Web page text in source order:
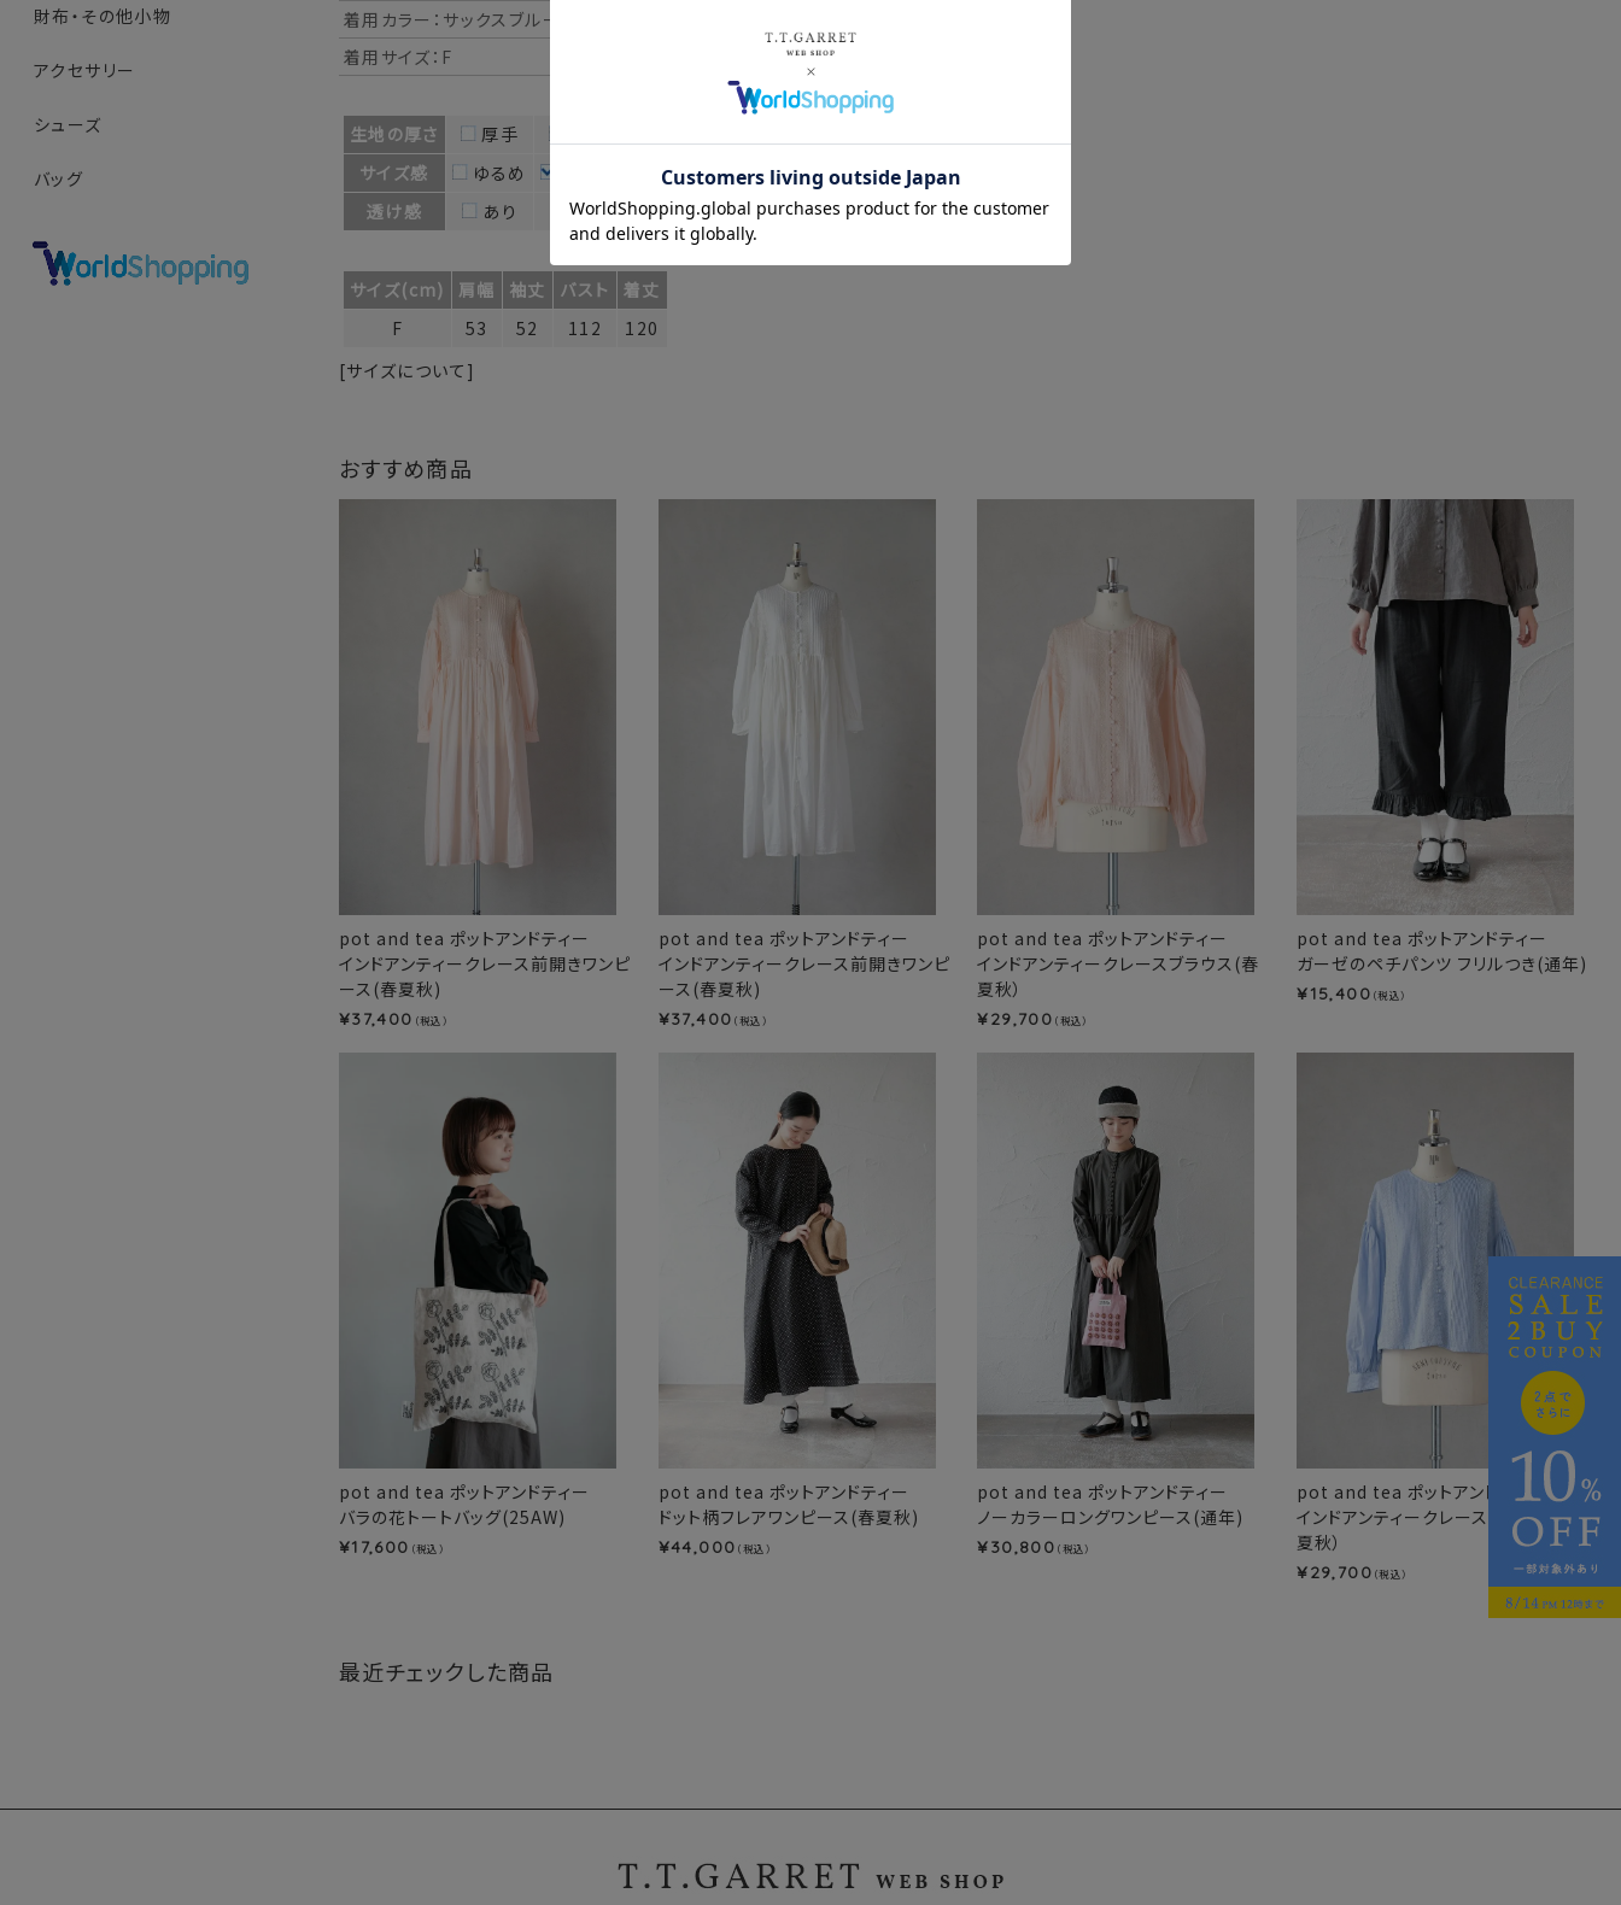
財布・その他小物
アクセサリー
シューズ
バッグ
着用カラー：サックスブルー
着用サイズ：F
生地の厚さ 厚手
サイズ感
ゆるめ 普通 やや細め
細め
透け感
あり ややあり なし
サイズ(cm) 肩幅 袖丈 バスト
着丈
F
53 52 112
120
[サイズについて]
おすすめ商品
pot and tea ポットアンドティー
インドアンティークレース前開きワンピ
ース(春夏秋)
¥37,400 （税込）
pot and tea ポットアンドティー
インドアンティークレース前開きワンピ
ース(春夏秋)
¥37,400 （税込）
pot and tea ポットアンドティー
インドアンティークレースブラウス(春
夏秋）
¥ 29,700 （税込）
pot and tea ポットアンドティー
ガーゼのペチパンツ フリルつき(通年)
¥ 15,400 （税込）
pot and tea ポットアンドティー
バラの花トートバッグ(25AW)
¥17,600 （税込）
pot and tea ポットアンドティー
ドット柄フレアワンピース(春夏秋)
¥44,000 （税込）
pot and tea ポットアンドティー
ノーカラーロングワンピース(通年)
¥ 30,800 （税込）
pot and tea ポットアンドティー
インドアンティークレースブラウス(春
夏秋）
¥ 29,700 （税込）
最近チェックした商品